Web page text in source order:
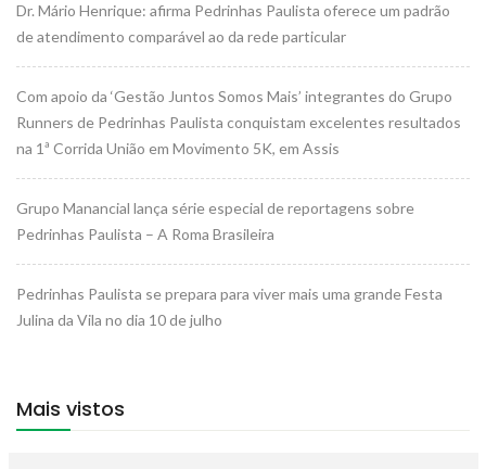
Dr. Mário Henrique: afirma Pedrinhas Paulista oferece um padrão
de atendimento comparável ao da rede particular
Com apoio da ‘Gestão Juntos Somos Mais’ integrantes do Grupo
Runners de Pedrinhas Paulista conquistam excelentes resultados
na 1ª Corrida União em Movimento 5K, em Assis
Grupo Manancial lança série especial de reportagens sobre
Pedrinhas Paulista – A Roma Brasileira
Pedrinhas Paulista se prepara para viver mais uma grande Festa
Julina da Vila no dia 10 de julho
Mais vistos